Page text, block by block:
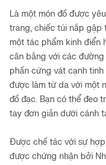
Là một món đồ được
trang, chiếc túi nắp gập
một tác phẩm kinh điển
cân bằng với các
phần cứng vát cạnh tinh
được làm từ da với một
đồ đạc. Bạn có thể đeo
tay đơn giản dưới cánh
Được chế tác với sự
được chứng nhận bởi